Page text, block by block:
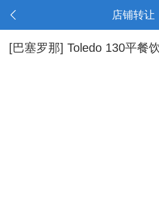
店铺转让
[巴塞罗那] Toledo 130平餐